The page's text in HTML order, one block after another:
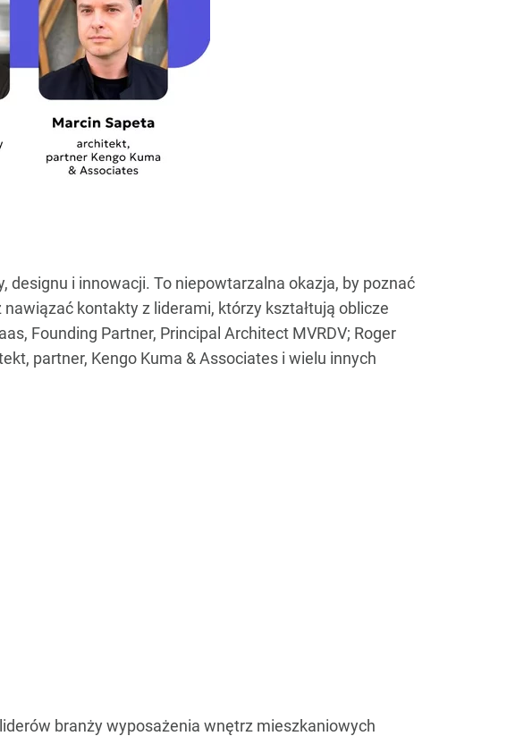
i innowacji. To niepowtarzalna okazja, by poznać
kontakty z liderami, którzy kształtują oblicze
Founding Partner, Principal Architect MVRDV; Roger
partner, Kengo Kuma & Associates i wielu innych
branży wyposażenia wnętrz mieszkaniowych